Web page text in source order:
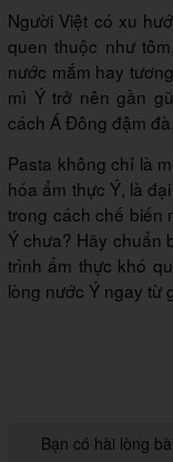
Người Việt có xu
quen thuộc như
nước mắm hay
mì Ý trở nên gần
cách Á Đông đậm
Pasta không chỉ là
hóa ẩm thực Ý, là
trong cách chế biến
Ý chưa? Hãy chuẩn
trình ẩm thực khó
lòng nước Ý ngay từ
Bạn có hài lòng